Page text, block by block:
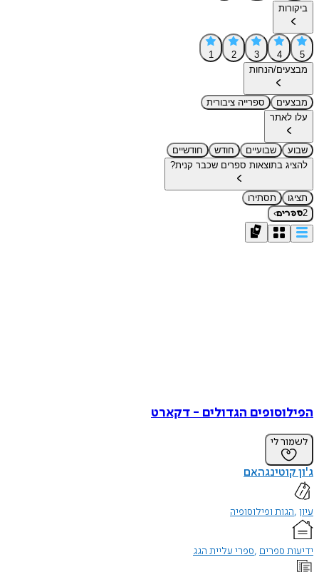
ביקורות
5
4
3
2
1
מבצעים/הנחות
מבצעים
ספרייה ציבורית
עלו לאתר
שבוע שבועיים חודש
חודשיים
להציג בתוצאות ספרים שכבר קנית?
תציגו
תסתירו
2ספרים›
הפילוסופים הגדולים - דקארט
לשמור לי
ג'ון קוטינגהאם
עיון הגות ופילוסופיה
ידיעות ספרים ספרי עליית הגג